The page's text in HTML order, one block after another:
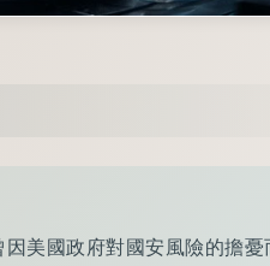
美國政府對國安風險的擔